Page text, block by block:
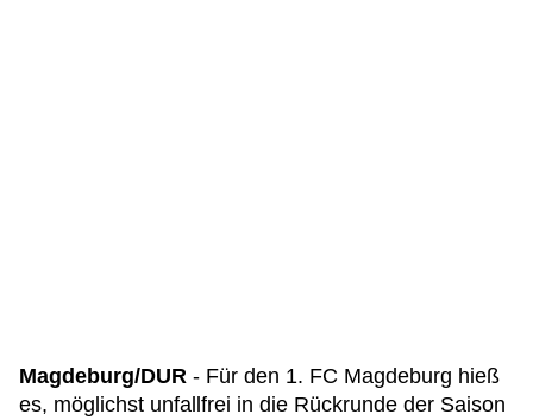
Magdeburg/DUR - Für den 1. FC Magdeburg hieß
es, möglichst unfallfrei in die Rückrunde der Saison